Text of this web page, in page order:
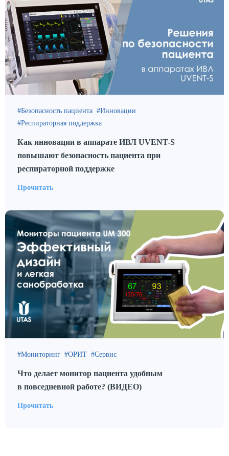
Безопасность пациента
Инновации
Респираторная поддержка
Как инновации в аппарате ИВЛ UVENT-S
повышают безопасность пациента при
респираторной поддержке
Прочитать
Мониторинг ОРИТ Сервис
Что делает монитор пациента удобным
в повседневной работе? (ВИДЕО)
Прочитать